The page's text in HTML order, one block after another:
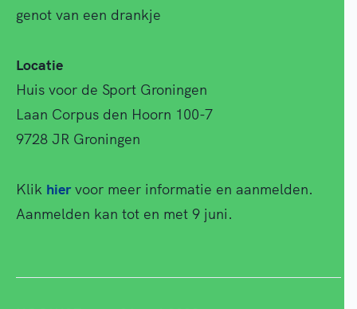
genot van een drankje
Locatie
Huis voor de Sport Groningen
Laan Corpus den Hoorn 100-7
9728 JR Groningen
Klik hiervoor meer informatie en aanmelden.
Aanmelden kan tot en met 9 juni.